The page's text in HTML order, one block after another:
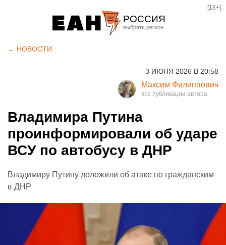
РОССИЯ
Курган
Оренбург
[18+]
← НОВОСТИ
3 ИЮНЯ 2026 В 20:58
Максим Филиппович
Владимира Путина
проинформировали об ударе
ВСУ по автобусу в ДНР
Владимиру Путину доложили об атаке по гражданским
в ДНР